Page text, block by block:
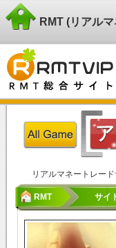
RMT (リアル
リアルマネートレー
RMT サイ